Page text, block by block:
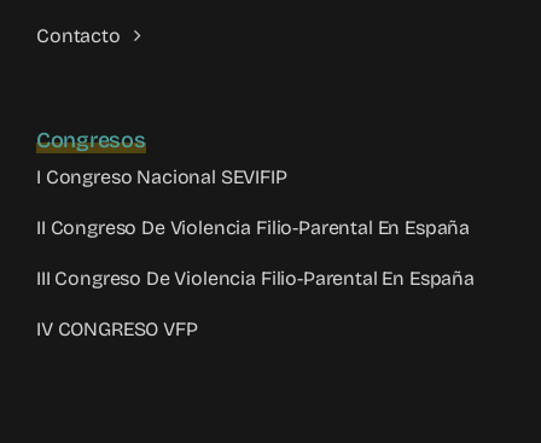
Contacto
Congresos
I Congreso Nacional SEVIFIP
II Congreso De Violencia Filio-Parental En España
III Congreso De Violencia Filio-Parental En España
IV CONGRESO VFP